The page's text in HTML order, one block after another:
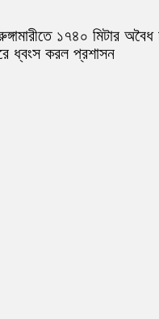
১৭৪০ মিটার অবৈধ
ধ্বংস করল প্রশাসন